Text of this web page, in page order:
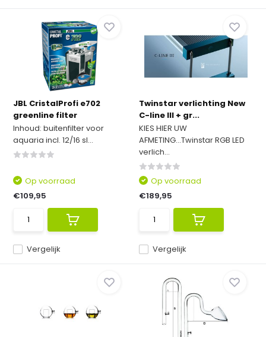
JBL CristalProfi e702
greenline filter
Inhoud: buitenfilter voor
aquaria incl. 12/16 sl...
Vergelijk
Op voorraad
€109,95
Twinstar verlichting New
C-line III + gr...
KIES HIER UW
AFMETING...Twinstar RGB LED
verlich...
Vergelijk
Op voorraad
€189,95